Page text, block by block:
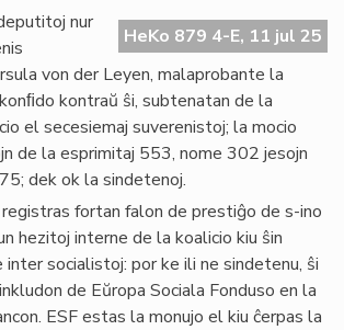
HeKo 879 4-E, 11 jul 25
nur
von der Leyen, malaprobante la
kontraŭ ŝi, subtenatan de la
el secesiemaj suverenistoj; la mocio
de la esprimitaj 553, nome 302 jesojn
dek ok la sindetenoj.
fortan falon de prestiĝo de s-ino
hezitoj interne de la koalicio kiu ŝin
inter socialistoj: por ke ili ne sindetenu, ŝi
de Eŭropa Sociala Fonduso en la
ESF estas la monujo el kiu ĉerpas la